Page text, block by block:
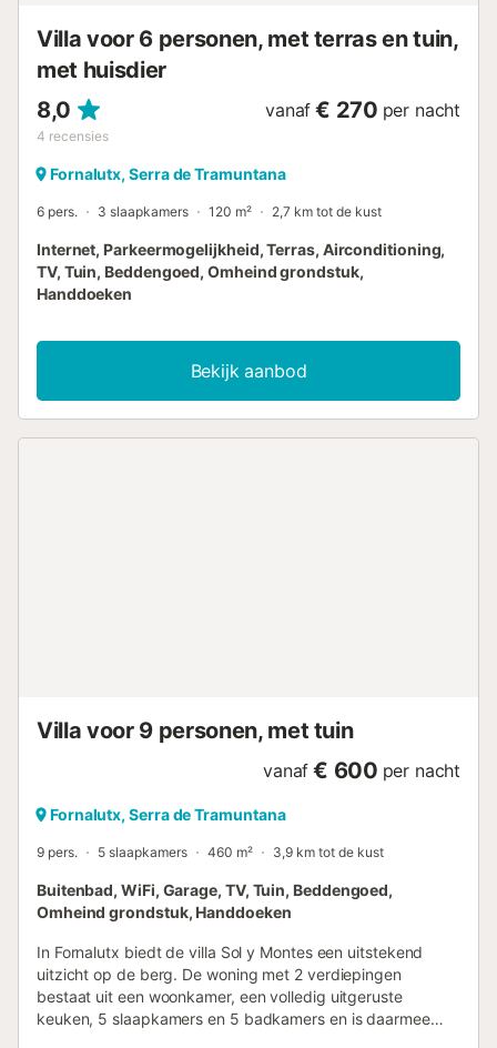
Villa voor 6 personen, met terras en tuin,
met huisdier
8,0
4 recensies
vanaf € 270 per nacht
Fornalutx, Serra de Tramuntana
6 pers. 3 slaapkamers 120 m² 2,7 km tot de kust
Internet, Parkeermogelijkheid, Terras, Airconditioning,
TV, Tuin, Beddengoed, Omheind grondstuk,
Handdoeken
Bekijk aanbod
Villa voor 9 personen, met tuin
vanaf € 600 per nacht
Fornalutx, Serra de Tramuntana
9 pers. 5 slaapkamers 460 m² 3,9 km tot de kust
Buitenbad, WiFi, Garage, TV, Tuin, Beddengoed,
Omheind grondstuk, Handdoeken
In Fornalutx biedt de villa Sol y Montes een uitstekend
uitzicht op de berg. De woning met 2 verdiepingen
bestaat uit een woonkamer, een volledig uitgeruste
keuken, 5 slaapkamers en 5 badkamers en is daarmee